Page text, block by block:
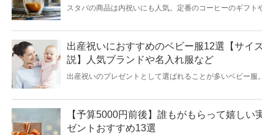
説していますので、ぜひ参考にしてくださいね。
スタバの商品は内祝いにも人気。定番のコーヒーのギフト
マグカップなどのグッズも種類豊富です。そんな数ある商
タバギフトを見つけてみてくださいね。
出産祝いにおすすめのベビー服12選【サイ
説】人気ブランドや名入れ服など
出産祝いのプレゼントとして選ばれることが多いベビー服
れやミルクの吐き戻し、食べこぼしなどで1日に何度も着
男の子・女の子別にご紹介。商品が選びやすいよう、月齢
安も解説します。
【予算5000円前後】誰もがもらって嬉しい
ゼントおすすめ13選